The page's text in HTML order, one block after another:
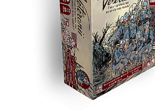
Final Girl - solo game
Miniaturi Arkham Horror
Miniaturi HEROCLIX
Accesorii pentru boardgames
Protectii carti (Sleeves)